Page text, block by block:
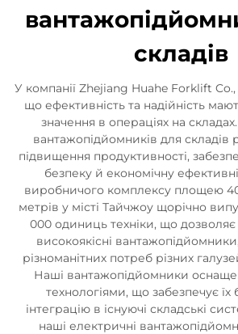
складів
У компанії Zhejiang Huahe Forklift
що ефективність та надійність
значення в операціях на
вантажопідйомників для складів
підвищення продуктивності,
безпеку й економічну
виробничого комплексу площею
метрів у місті Тайчжоу щорічно
000 одиниць техніки, що
високоякісні
різноманітних потреб різних
Наші вантажопідйомники
технологіями, що забезпечує їх
інтеграцію в існуючі складські
наші електричні